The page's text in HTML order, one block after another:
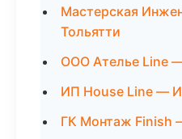
Мастерская
Тольятти
ООО Ателье Line
ИП House Line —
ГК Монтаж Finish